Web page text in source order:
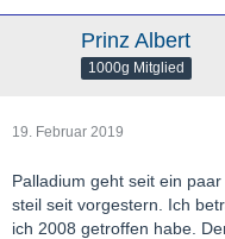
Prinz Albert
1000g Mitglied
19. Februar 2019
Palladium geht seit ein
steil seit vorgestern. Ich
ich 2008 getroffen habe.